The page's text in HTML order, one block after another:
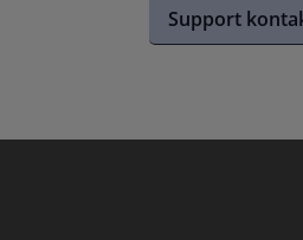
Support